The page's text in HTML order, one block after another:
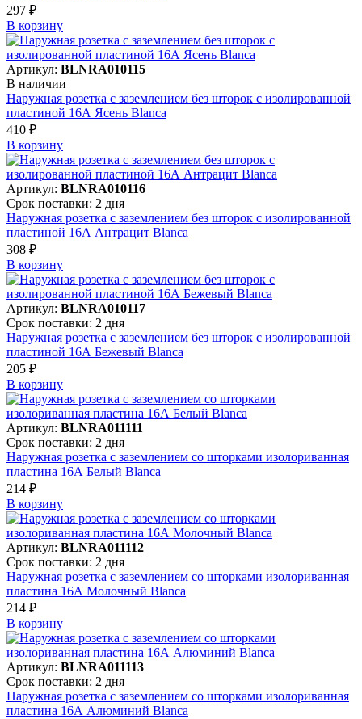
297 ₽
В корзинy
Артикул: BLNRA010115
В наличии
Наружная розетка с заземлением без шторок с изолированной
пластиной 16А Ясень Blanca
410 ₽
В корзинy
Артикул: BLNRA010116
Срок поставки: 2 дня
Наружная розетка с заземлением без шторок с изолированной
пластиной 16А Антрацит Blanca
308 ₽
В корзинy
Артикул: BLNRA010117
Срок поставки: 2 дня
Наружная розетка с заземлением без шторок с изолированной
пластиной 16А Бежевый Blanca
205 ₽
В корзинy
Артикул: BLNRA011111
Срок поставки: 2 дня
Наружная розетка с заземлением со шторками изолориванная
пластина 16А Белый Blanca
214 ₽
В корзинy
Артикул: BLNRA011112
Срок поставки: 2 дня
Наружная розетка с заземлением со шторками изолориванная
пластина 16А Молочный Blanca
214 ₽
В корзинy
Артикул: BLNRA011113
Срок поставки: 2 дня
Наружная розетка с заземлением со шторками изолориванная
пластина 16А Алюминий Blanca